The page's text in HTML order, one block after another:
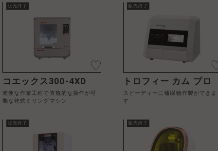
販売終了
コエックス300-4XD
簡便な作業工程で直観的な操作が可
能な乾式ミリングマシン
販売終了
トロフィー カム プロ
スピーディーに補綴物作製ができま
す
販売終了 販売終了